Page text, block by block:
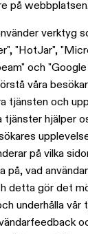
på
verktyg
"HotJar",
och
våra
tjänsten och
tjänster hjälper
på vilka
på, vad
detta gör det
underhålla